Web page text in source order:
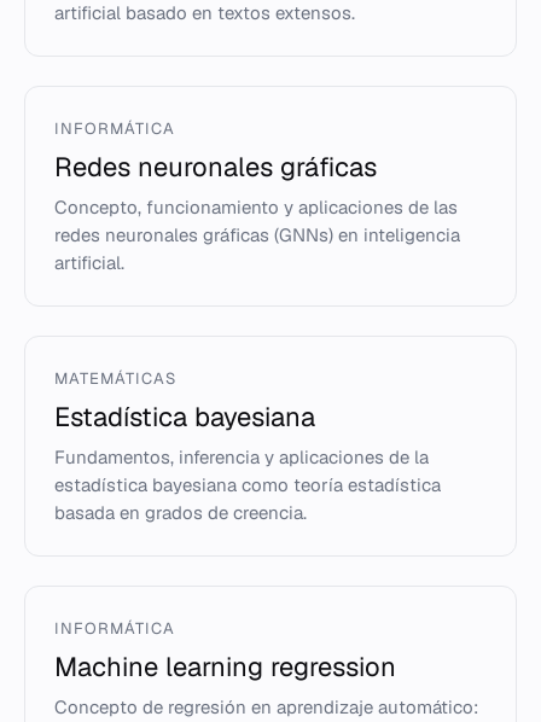
artificial basado en textos extensos.
INFORMÁTICA
Redes neuronales gráficas
Concepto, funcionamiento y aplicaciones de las
redes neuronales gráficas (GNNs) en inteligencia
artificial.
MATEMÁTICAS
Estadística bayesiana
Fundamentos, inferencia y aplicaciones de la
estadística bayesiana como teoría estadística
basada en grados de creencia.
INFORMÁTICA
Machine learning regression
Concepto de regresión en aprendizaje automático: